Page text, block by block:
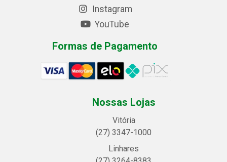
Instagram
YouTube
Formas de Pagamento
Nossas Lojas
Vitória
(27) 3347-1000
Linhares